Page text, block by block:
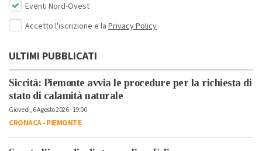
Eventi Nord-Ovest
Accetto l'iscrizione e la Privacy Policy
ULTIMI PUBBLICATI
Siccità: Piemonte avvia le procedure per la richiesta di
stato di calamità naturale
Giovedì, 6 Agosto 2026 - 19:00
CRONACA-PIEMONTE